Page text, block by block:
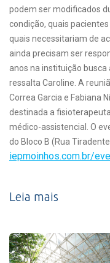
podem ser modificados
condição, quais
quais necessitariam de
ainda precisam ser
anos na instituição busca
ressalta Caroline. A
Correa Garcia e Fabiana
destinada a
médico-assistencial. O
do Bloco B (Rua
iepmoinhos.com.br/
Leia mais